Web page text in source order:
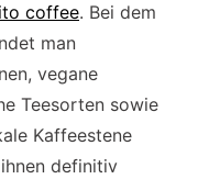
coffee. Bei dem
man
vegane
Teesorten sowie
Kaffeestene
definitiv